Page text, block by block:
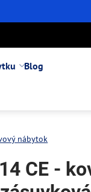
Blog
nábytok
CE -